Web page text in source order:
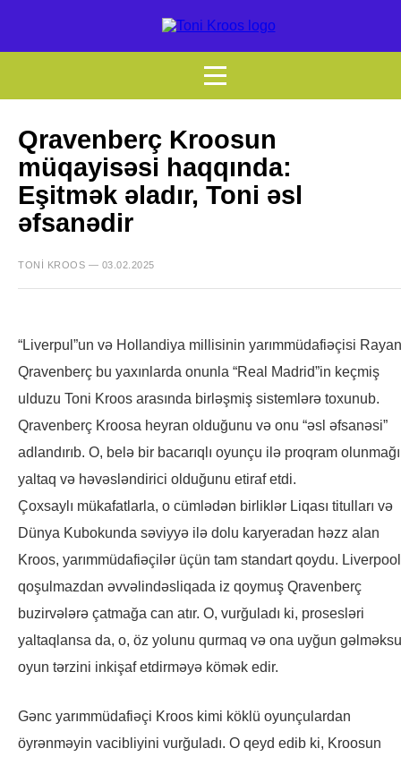
Qravenberç Kroosun
müqayisəsi haqqında:
Eşitmək əladır, Toni əsl
əfsanədir
TONI KROOS — 03.02.2025
“Liverpul”un və Hollandiya millisinin yarımmüdafiəçisi Rayan
Qravenberç bu yaxınlarda onunla “Real Madrid”in keçmiş
ulduzu Toni Kroos arasında birləşmiş sistemlərə toxunub.
Qravenberç Kroosa heyran olduğunu və onu “əsl əfsanəsi”
adlandırıb. O, belə bir bacarıqlı oyunçu ilə proqram
yaltaq və həvəsləndirici olduğunu etiraf etdi.
Çoxsaylı mükafatlarla, o cümlədən birliklər Liqası titulları və
Dünya Kubokunda səviyyə ilə dolu karyeradan həzz alan
Kroos, yarımmüdafiəçilər üçün tam standart qoydu.
qoşulmazdan əvvəlindəsliqada iz qoymuş Qravenberç
buzirvələrə çatmağa can atır. O, vurğuladı ki, prosesləri
yaltaqlansa da, o, öz yolunu qurmaq və ona uyğun
oyun tərzini inkişaf etdirməyə kömək edir.
Gənc yarımmüdafiəçi Kroos kimi köklü oyunçulardan
öyrənməyin vacibliyini vurğuladı. O qeyd edib ki, Kroosun